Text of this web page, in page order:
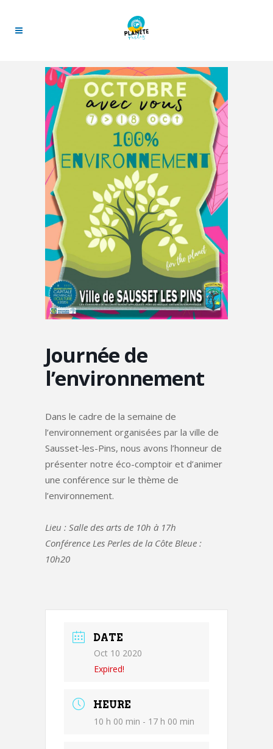
Journée de
l’environnement
Dans le cadre de la semaine de
l’environnement organisées par la ville de
Sausset-les-Pins, nous avons l’honneur de
présenter notre éco-comptoir et d’animer
une conférence sur le thème de
l’environnement.
Lieu : Salle des arts de 10h à 17h
Conférence Les Perles de la Côte Bleue :
10h20
DATE
Oct 10 2020
Expired!
HEURE
10 h 00 min - 17 h 00 min